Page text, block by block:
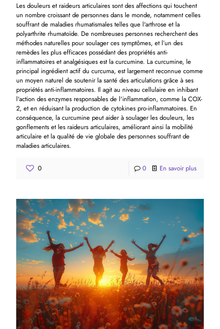
Les douleurs et raideurs articulaires sont des affections qui touchent
un nombre croissant de personnes dans le monde, notamment celles
souffrant de maladies rhumatismales telles que l'arthrose et la
polyarthrite rhumatoïde. De nombreuses personnes recherchent des
méthodes naturelles pour soulager ces symptômes, et l’un des
remèdes les plus efficaces possédant des propriétés anti-
inflammatoires et analgésiques est la curcumine. La curcumine, le
principal ingrédient actif du curcuma, est largement reconnue comme
un moyen naturel de soutenir la santé des articulations grâce à ses
propriétés anti-inflammatoires. Il agit au niveau cellulaire en inhibant
l'action des enzymes responsables de l'inflammation, comme la COX-
2, et en réduisant la production de cytokines pro-inflammatoires. En
conséquence, la curcumine peut aider à soulager les douleurs, les
gonflements et les raideurs articulaires, améliorant ainsi la mobilité
articulaire et la qualité de vie globale des personnes souffrant de
maladies articulaires.
0 0 En savoir plus